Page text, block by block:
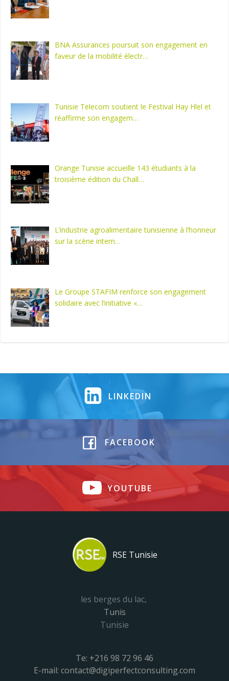
BNA Assurances poursuit son engagement en
faveur de la mobilité électr…
Tunisie Telecom soutient le Festival Hay Hlel et
réaffirme son engagem…
Orange Tunisie accueille 143 étudiants à la
troisième édition du Chall…
L’industrie agroalimentaire tunisienne à l’honneur
sur la scène intern…
Le Groupe STAFIM renforce son engagement
solidaire avec l’initiative «…
LINKEDIN
FACEBOOK
YOUTUBE
RSE Tunisie
les berges du lac,
Tunis
Tunisie
Te: +216 98 72 96 46
E-mail: contact@digiperfectconsulting.com